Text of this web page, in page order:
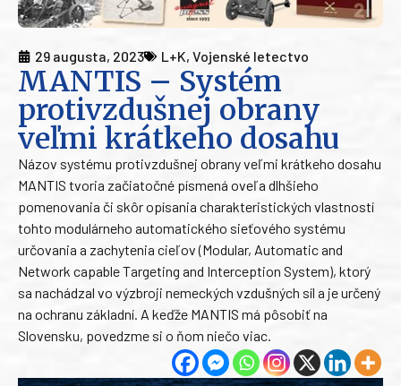
29 augusta, 2023 L+K, Vojenské letectvo
MANTIS – Systém
protivzdušnej obrany
veľmi krátkeho dosahu
Názov systému protivzdušnej obrany veľmi krátkeho dosahu
MANTIS tvoria začiatočné písmená oveľa dlhšieho
pomenovania či skôr opísania charakteristických vlastností
tohto modulárneho automatického sieťového systému
určovania a zachytenia cieľov (Modular, Automatic and
Network capable Targeting and Interception System), ktorý
sa nachádzal vo výzbroji nemeckých vzdušných síl a je určený
na ochranu základní. A keďže MANTIS má pôsobiť na
Slovensku, povedzme si o ňom niečo viac.